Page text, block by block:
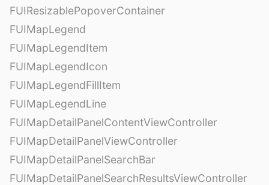
FUIResizablePopoverContainer
FUIMapLegend
FUIMapLegendItem
FUIMapLegendIcon
FUIMapLegendFillItem
FUIMapLegendLine
FUIMapDetailPanelContentViewController
FUIMapDetailPanelViewController
FUIMapDetailPanelSearchBar
FUIMapDetailPanelSearchResultsViewController